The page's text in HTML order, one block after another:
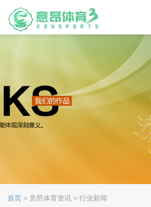
首页 > 意昂体育资讯 > 行业新闻